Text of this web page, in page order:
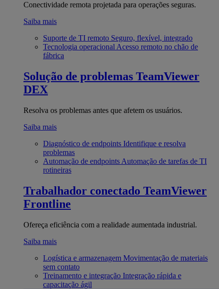
Conectividade remota projetada para operações seguras.
Saiba mais
Suporte de TI remoto Seguro, flexível, integrado
Tecnologia operacional Acesso remoto no chão de
fábrica
Solução de problemas TeamViewer
DEX
Resolva os problemas antes que afetem os usuários.
Saiba mais
Diagnóstico de endpoints Identifique e resolva
problemas
Automação de endpoints Automação de tarefas de TI
rotineiras
Trabalhador conectado TeamViewer
Frontline
Ofereça eficiência com a realidade aumentada industrial.
Saiba mais
Logística e armazenagem Movimentação de materiais
sem contato
Treinamento e integração Integração rápida e
capacitação ágil